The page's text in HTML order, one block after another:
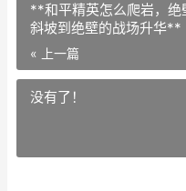
**和平精英怎么爬岩，绝
斜坡到绝壁的战场升华**
« 上一篇
没有了！